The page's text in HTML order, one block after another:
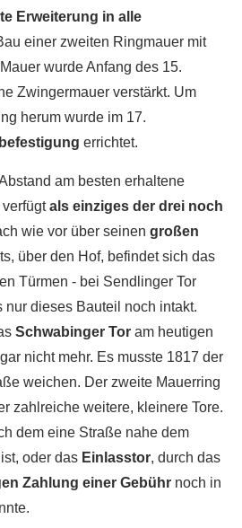
Erweiterung in alle
einer zweiten Ringmauer mit
wurde Anfang des 15.
Zwingermauer verstärkt. Um
herum wurde im 17.
errichtet.
am besten erhaltene
verfügtals einziges der drei noch
wie vor über seinen großen
über den Hof, befindet sich das
Türmen - bei Sendlinger Tor
nur dieses Bauteil noch intakt.
Schwabinger Tor am heutigen
nicht mehr. Es musste 1817 der
weichen. Der zweite Mauerring
zahlreiche weitere, kleinere Tore.
dem eine Straße nahe dem
oder das Einlasstor, durch das
Zahlung einer Gebühr noch in